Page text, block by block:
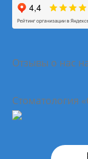
Отзывы о нас
Стоматология